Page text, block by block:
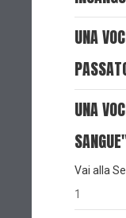
UNA
UNA
Vai alla
1